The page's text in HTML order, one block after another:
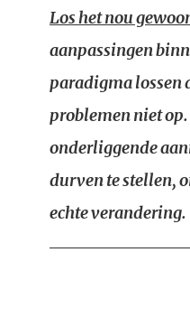
Los het nou
aanpassingen
paradigma lossen
problemen niet op.
onderliggende
durven te stellen,
echte verandering.